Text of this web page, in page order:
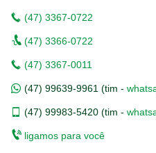
(47) 3367-0722
(47) 3366-0722
(47) 3367-0011
(47) 99639-9961 (tim -
(47) 99983-5420 (tim -
ligamos para você